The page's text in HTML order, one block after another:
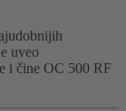
uveo
i čine OC 500 RF